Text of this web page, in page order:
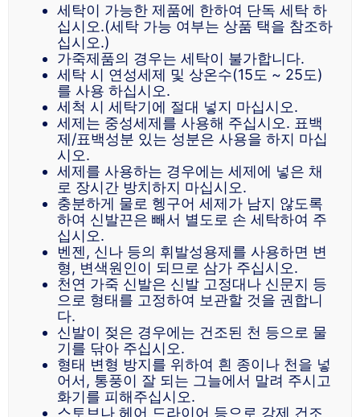
세탁이 가능한 제품에 한하여 단독 세탁 하
십시오.(세탁 가능 여부는 상품 택을 참조하
십시오.)
가죽제품의 경우는 세탁이 불가합니다.
세탁 시 연성세제 및 상온수(15도 ~ 25도)
를 사용 하십시오.
세척 시 세탁기에 절대 넣지 마십시오.
세제는 중성세제를 사용해 주십시오. 표백
제/표백성분 있는 성분은 사용을 하지 마십
시오.
세제를 사용하는 경우에는 세제에 넣은 채
로 장시간 방치하지 마십시오.
충분하게 물로 헹구어 세제가 남지 않도록
하여 신발끈은 빼서 별도로 손 세탁하여 주
십시오.
벤젠, 신나 등의 휘발성용제를 사용하면 변
형, 변색원인이 되므로 삼가 주십시오.
천연 가죽 신발은 신발 고정대나 신문지 등
으로 형태를 고정하여 보관할 것을 권합니
다.
신발이 젖은 경우에는 건조된 천 등으로 물
기를 닦아 주십시오.
형태 변형 방지를 위하여 흰 종이나 천을 넣
어서, 통풍이 잘 되는 그늘에서 말려 주시고
화기를 피해주십시오.
스토브나 헤어 드라이어 등으로 강제 건조